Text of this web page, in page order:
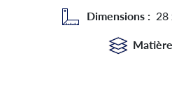
Dimensions : 28